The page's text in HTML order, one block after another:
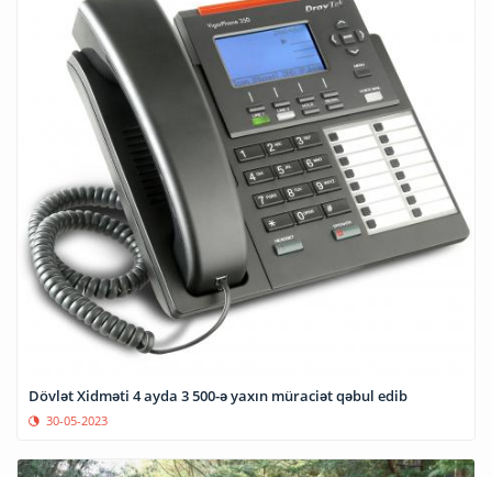
Dövlət Xidməti 4 ayda 3 500-ə yaxın müraciət qəbul edib
30-05-2023